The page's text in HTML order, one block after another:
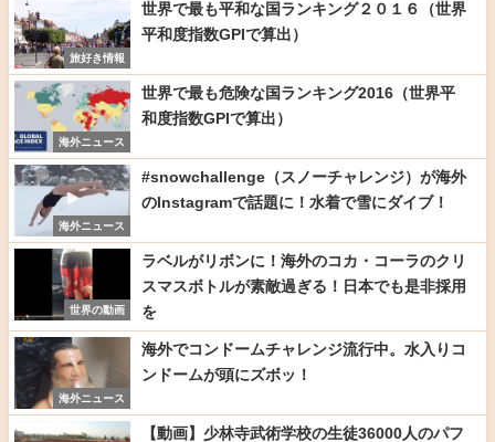
旅好き情報
世界で最も平和な国ランキング２０１６（世界
平和度指数GPIで算出）
海外ニュース
世界で最も危険な国ランキング2016（世界平
和度指数GPIで算出）
海外ニュース
#snowchallenge（スノーチャレンジ）が海外
のInstagramで話題に！水着で雪にダイブ！
世界の動画
ラベルがリボンに！海外のコカ・コーラのクリ
スマスボトルが素敵過ぎる！日本でも是非採用
を
海外ニュース
海外でコンドームチャレンジ流行中。水入りコ
ンドームが頭にズボッ！
【動画】少林寺武術学校の生徒36000人のパフ